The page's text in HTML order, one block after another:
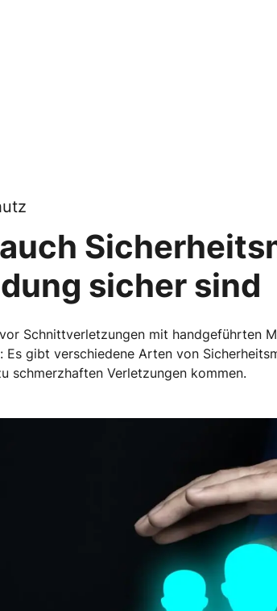
sicher sind
Schnittverletzungen mit handgeführten
Es gibt verschiedene Arten von
schmerzhaften Verletzungen kommen.